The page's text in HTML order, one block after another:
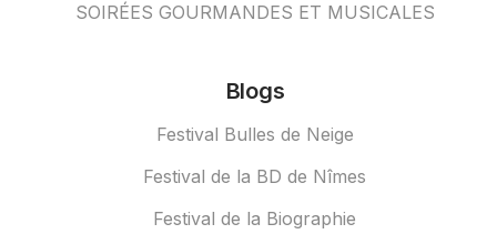
SOIRÉES GOURMANDES ET MUSICALES
Blogs
Festival Bulles de Neige
Festival de la BD de Nîmes
Festival de la Biographie